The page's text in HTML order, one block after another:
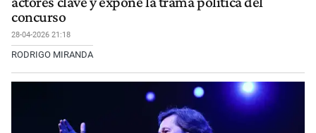
concurso
28-04-2026 21:18
RODRIGO MIRANDA